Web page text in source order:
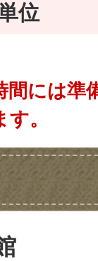
位
間には準
。